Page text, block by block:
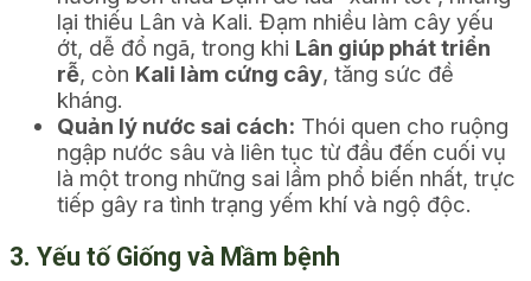
lại thiếu Lân và Kali. Đạm nhiều làm cây yếu
ớt, dễ đổ ngã, trong khi Lân giúp phát triển
rễ, còn Kali làm cứng cây, tăng sức đề
kháng.
Quản lý nước sai cách: Thói quen cho ruộng
ngập nước sâu và liên tục từ đầu đến cuối vụ
là một trong những sai lầm phổ biến nhất, trực
tiếp gây ra tình trạng yếm khí và ngộ độc.
3. Yếu tố Giống và Mầm bệnh